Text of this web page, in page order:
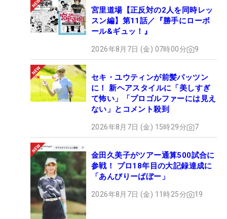
宮里道場【正反対の2人を同時レッ
スン編】第11話／『勝手にローボ
ール&ギュッ！』
2026年8月7日 (金) 07時00分 9
セキ・ユウティンが前髪パッツン
に！ 新ヘアスタイルに「美しすぎ
て怖い」「プロゴルファーには見え
ない」とコメント殺到
2026年8月7日 (金) 15時29分 7
金田久美子がツアー通算500試合に
参戦！ プロ18年目の大記録達成に
「あんびりーばぼー」
2026年8月7日 (金) 11時25分 19